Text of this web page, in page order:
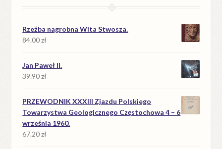
Rzeźba nagrobna Wita Stwosza.
84.00zł
Jan Paweł II.
39.90zł
PRZEWODNIK XXXIII Zjazdu Polskiego
Towarzystwa Geologicznego Częstochowa 4 – 6
września 1960.
67.20zł